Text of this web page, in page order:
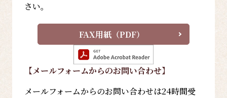
さい。
FAX用紙（PDF）
【メールフォームからのお問い合わせ】
メールフォームからのお問い合わせは24時間受